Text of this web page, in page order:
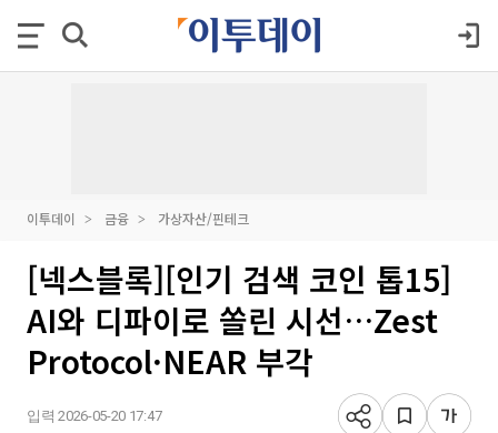
이투데이 금융 가상자산/핀테크
[넥스블록][인기 검색 코인 톱15]
AI와 디파이로 쏠린 시선…Zest
Protocol·NEAR 부각
입력 2026-05-20 17:47